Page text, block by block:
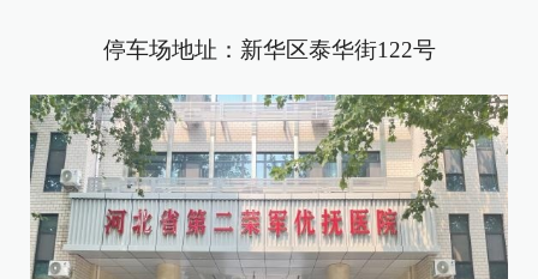
停车场地址：新华区泰华街122号